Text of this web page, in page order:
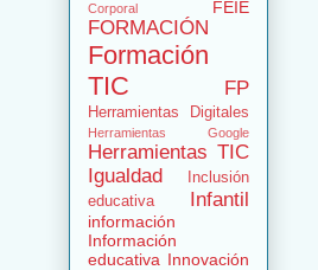
Corporal
FEIE
FORMACIÓN
Formación
TIC
FP
Herramientas Digitales
Herramientas Google
Herramientas TIC
Igualdad
Inclusión
educativa
Infantil
información
Información
educativa Innovación